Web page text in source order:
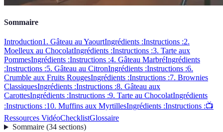
Sommaire
Introduction1. Gâteau au YaourtIngrédients :Instructions :2.
Moelleux au ChocolatIngrédients :Instructions :3. Tarte aux
PommesIngrédients :Instructions :4. Gâteau MarbréIngrédients
:Instructions :5. Gâteau au CitronIngrédients :Instructions :6.
Crumble aux Fruits RougesIngrédients :Instructions :7. Brownies
ClassiquesIngrédients :Instructions :8. Gâteau aux
CarottesIngrédients :Instructions :9. Tarte au ChocolatIngrédients
:Instructions :10. Muffins aux MyrtillesIngrédients :Instructions :📺
Ressources VidéoChecklistGlossaire
Sommaire(34 sections)